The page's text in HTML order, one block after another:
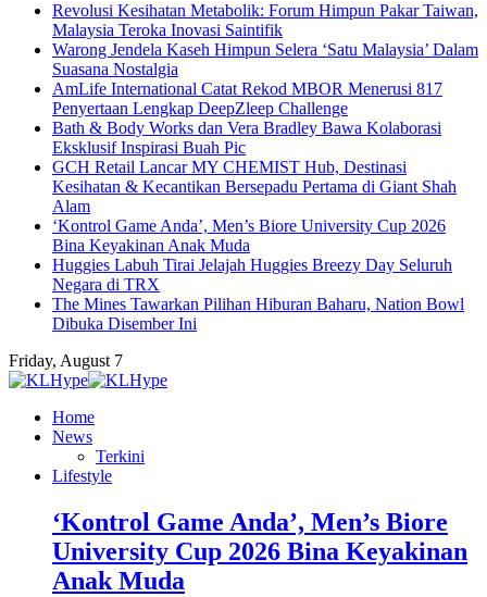
Revolusi Kesihatan Metabolik: Forum Himpun Pakar Taiwan,
Malaysia Teroka Inovasi Saintifik
Warong Jendela Kaseh Himpun Selera ‘Satu Malaysia’ Dalam
Suasana Nostalgia
AmLife International Catat Rekod MBOR Menerusi 817
Penyertaan Lengkap DeepZleep Challenge
Bath & Body Works dan Vera Bradley Bawa Kolaborasi
Eksklusif Inspirasi Buah Pic
GCH Retail Lancar MY CHEMIST Hub, Destinasi
Kesihatan & Kecantikan Bersepadu Pertama di Giant Shah
Alam
‘Kontrol Game Anda’, Men’s Biore University Cup 2026
Bina Keyakinan Anak Muda
Huggies Labuh Tirai Jelajah Huggies Breezy Day Seluruh
Negara di TRX
The Mines Tawarkan Pilihan Hiburan Baharu, Nation Bowl
Dibuka Disember Ini
Friday, August 7
Home
News
Terkini
Lifestyle
‘Kontrol Game Anda’, Men’s Biore
University Cup 2026 Bina Keyakinan
Anak Muda